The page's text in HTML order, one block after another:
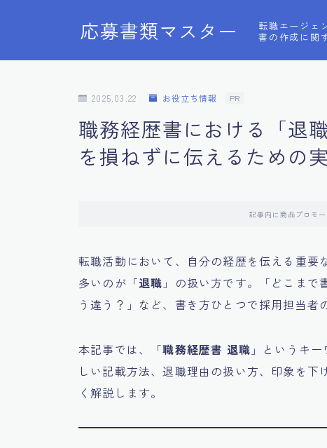
応募書類マスター
転職エージェ
書の作成に関
2025.03.22 お役立ち情報 PR
職務経歴書における「退
を損ねずに伝えるための
記事内に商品プロモ
転職活動において、自分の経歴を伝える重要
多いのが「退職 」の扱い方です。「どこまで
う違う？」など、書き方ひとつで採用担当者
本記事では、「職務経歴書 退職 」というキ
しい記載方法、退職理由の扱い方、印象を
く解説します。